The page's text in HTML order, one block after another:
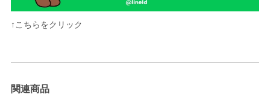
↑こちらをクリック
関連商品